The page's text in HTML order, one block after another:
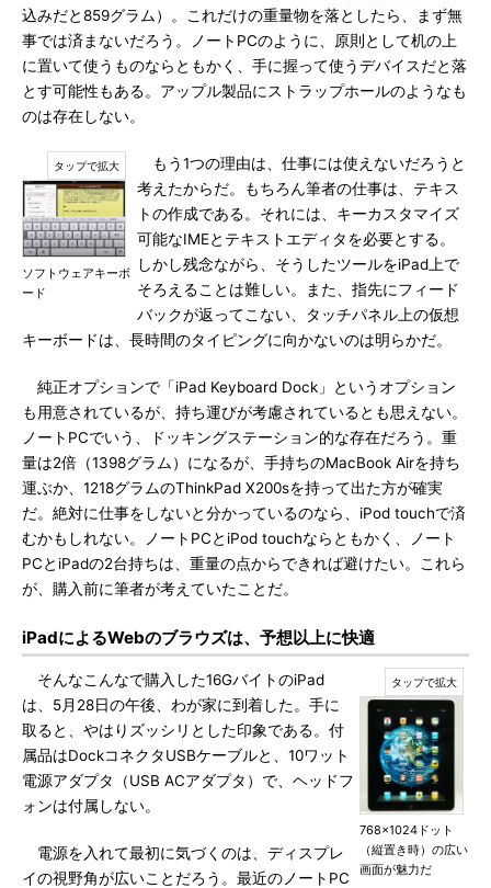
込みだと859グラム）。これだけの重量物を落としたら、まず無
事では済まないだろう。ノートPCのように、原則として机の上
に置いて使うものならともかく、手に握って使うデバイスだと落
とす可能性もある。アップル製品にストラップホールのようなも
のは存在しない。
ソフトウェアキーボ
ード
もう1つの理由は、仕事には使えないだろうと
考えたからだ。もちろん筆者の仕事は、テキス
トの作成である。それには、キーカスタマイズ
可能なIMEとテキストエディタを必要とする。
しかし残念ながら、そうしたツールをiPad上で
そろえることは難しい。また、指先にフィード
バックが返ってこない、タッチパネル上の仮想
キーボードは、長時間のタイピングに向かないのは明らかだ。
純正オプションで「iPad Keyboard Dock」というオプション
も用意されているが、持ち運びが考慮されているとも思えない。
ノートPCでいう、ドッキングステーション的な存在だろう。重
量は2倍（1398グラム）になるが、手持ちのMacBook Airを持ち
運ぶか、1218グラムのThinkPad X200sを持って出た方が確実
だ。絶対に仕事をしないと分かっているのなら、iPod touchで済
むかもしれない。ノートPCとiPod touchならともかく、ノート
PCとiPadの2台持ちは、重量の点からできれば避けたい。これら
が、購入前に筆者が考えていたことだ。
iPadによるWebのブラウズは、予想以上に快適
768×1024ドット
（縦置き時）の広い
画面が魅力だ
そんなこんなで購入した16GバイトのiPad
は、5月28日の午後、わが家に到着した。手に
取ると、やはりズッシリとした印象である。付
属品はDockコネクタUSBケーブルと、10ワット
電源アダプタ（USB ACアダプタ）で、ヘッドフ
ォンは付属しない。
電源を入れて最初に気づくのは、ディスプレ
イの視野角が広いことだろう。最近のノートPC